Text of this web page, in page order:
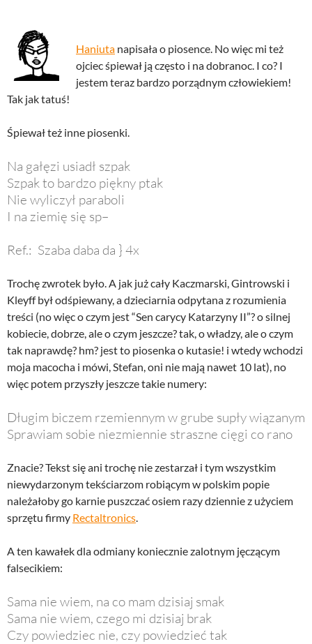
Haniuta napisała o piosence. No więc mi też
ojciec śpiewał ją często i na dobranoc. I co? I
jestem teraz bardzo porządnym człowiekiem!
Tak jak tatuś!
Śpiewał też inne piosenki.
Na gałęzi usiadł szpak
Szpak to bardzo piękny ptak
Nie wyliczył paraboli
I na ziemię się sp–
Ref.: Szaba daba da } 4x
Trochę zwrotek było. A jak już cały Kaczmarski, Gintrowski i
Kleyff był odśpiewany, a dzieciarnia odpytana z rozumienia
treści (no więc o czym jest “Sen carycy Katarzyny II”? o silnej
kobiecie, dobrze, ale o czym jeszcze? tak, o władzy, ale o czym
tak naprawdę? hm? jest to piosenka o kutasie! i wtedy wchodzi
moja macocha i mówi, Stefan, oni nie mają nawet 10 lat), no
więc potem przyszły jeszcze takie numery:
Długim biczem rzemiennym w grube supły wiązanym
Sprawiam sobie niezmiennie straszne cięgi co rano
Znacie? Tekst się ani trochę nie zestarzał i tym wszystkim
niewydarzonym tekściarzom robiącym w polskim popie
należałoby go karnie puszczać osiem razy dziennie z użyciem
sprzętu firmy Rectaltronics
A ten kawałek dla odmiany koniecznie zalotnym jęczącym
falsecikiem:
Sama nie wiem, na co mam dzisiaj smak
Sama nie wiem, czego mi dzisiaj brak
Czy powiedziec nie, czy powiedzieć tak